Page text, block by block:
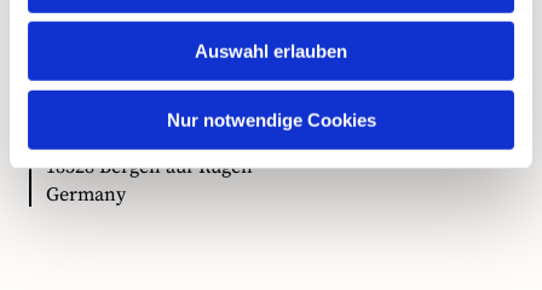
Auswahl erlauben
Nur notwendige Cookies
Ökumenische Pilgerinitiative Vorpommern e.V.
18528 Bergen auf Rügen
Germany